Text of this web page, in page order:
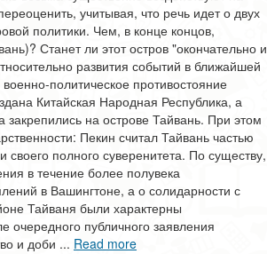
учитывая, что речь идет о двух
политики. Чем, в конце концов,
Станет ли этот остров "окончательно и
развития событий в ближайшей
политическое противостояние
Китайская Народная Республика, а
на острове Тайвань. При этом
Пекин считал Тайвань частью
полного суверенитета. По существу,
в течение более полувека
в Вашингтоне, а о солидарности с
Тайваня были характерны
очередного публичного заявления
и доби ... Read more